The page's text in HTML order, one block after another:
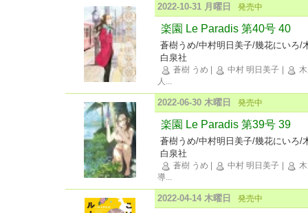
2022-10-31 月曜日 発売中
楽園 Le Paradis 第40号 40
蒼樹うめ/中村明日美子/幾花にいろ/
白泉社
蒼樹 うめ 中村 明日美子
人 ...
2022-06-30 木曜日 発売中
楽園 Le Paradis 第39号 39
蒼樹うめ/中村明日美子/幾花にいろ/
白泉社
蒼樹 うめ 中村 明日美子
導...
2022-04-14 木曜日 発売中